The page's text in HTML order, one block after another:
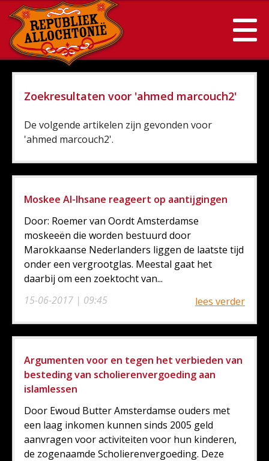
Zoekresultaten voor 'ahmed marcouch2'
De volgende artikelen zijn gevonden voor
'ahmed marcouch2'.
Moskee Al-Ihsane reageert op aantijgingen
15-06-2017 | 09:45
Door: Roemer van Oordt Amsterdamse
moskeeën die worden bestuurd door
Marokkaanse Nederlanders liggen de laatste tijd
onder een vergrootglas. Meestal gaat het
daarbij om een zoektocht van...
lees verder
Argumenten voor en tegen het verbieden van
besteding van scholierenvergoeding aan
islamlessen
Door Ewoud Butter Amsterdamse ouders met
een laag inkomen kunnen sinds 2005 geld
aanvragen voor activiteiten voor hun kinderen,
de zogenaamde Scholierenvergoeding. Deze